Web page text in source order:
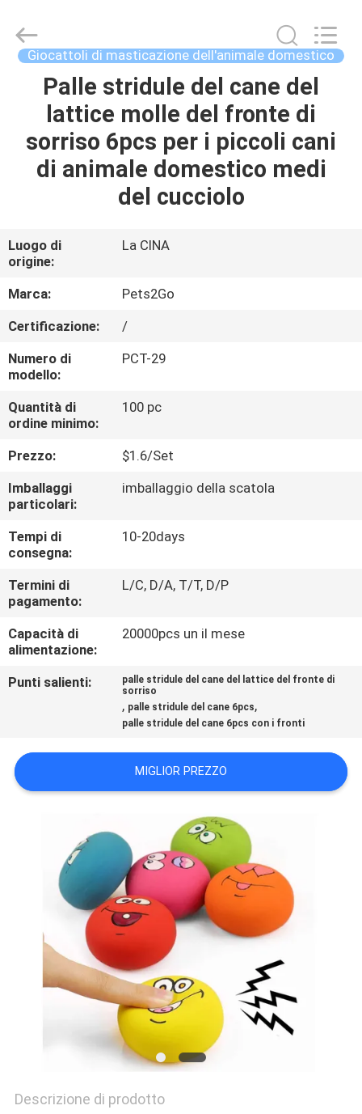
CASA
PRODOTTI
GIRO
DELLA
FABBRICA
CONTATTICI
RICHIEDA
UNA
CITAZIONE
BLOG/NEWS
MAPPA
DEL
SITO
PRIVACY
Pets2Go
Trading
Co.Ltd.Giocattoli di masticazione dell'animale domestico
Palle stridule del cane del
lattice molle del fronte di
sorriso 6pcs per i piccoli cani
di animale domestico medi
del cucciolo
Luogo di
origine:
La CINA
Marca:
Pets2Go
Certificazione:
/
Numero di
modello:
PCT-29
Quantità di
ordine minimo:
100 pc
Prezzo:
$1.6/Set
Imballaggi
particolari:
imballaggio della scatola
Tempi di
consegna:
10-20days
Termini di
pagamento:
L/C, D/A, T/T, D/P
Capacità di
alimentazione:
20000pcs un il mese
Punti salienti:
palle stridule del cane del lattice del fronte di
sorriso
, palle stridule del cane 6pcs,
palle stridule del cane 6pcs con i fronti
MIGLIOR PREZZO
Descrizione di prodotto